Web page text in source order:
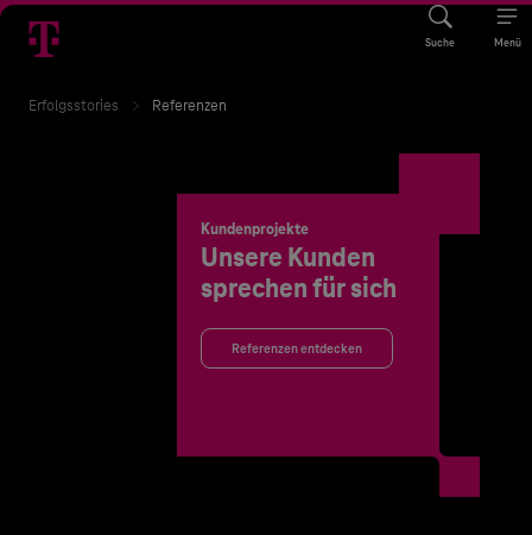
Suche Menü
Erfolgsstories Referenzen
Kundenprojekte
Unsere Kunden
sprechen für sich
Referenzen entdecken